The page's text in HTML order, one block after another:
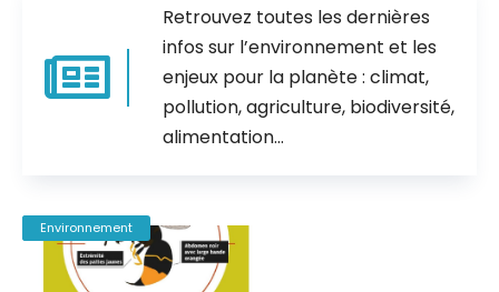
VIE LOCALE & HISTORIQUE
ASSOCIATIONS & LOISIRS

Retrouvez toutes les dernières
infos sur l’environnement et les
enjeux pour la planète : climat,
pollution, agriculture, biodiversité,
alimentation…
Actualités
Environnement